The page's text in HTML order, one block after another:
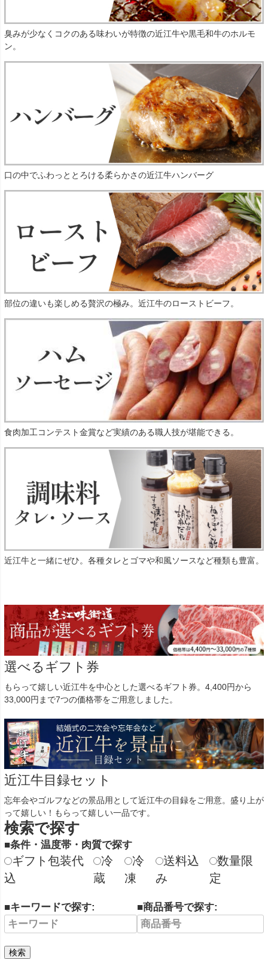
臭みが少なくコクのある味わいが特徴の近江牛や黒毛和牛のホルモ
ン。
口の中でふわっととろける柔らかさの近江牛ハンバーグ
部位の違いも楽しめる贅沢の極み。近江牛のローストビーフ。
食肉加工コンテスト金賞など実績のある職人技が堪能できる。
近江牛と一緒にぜひ。各種タレとゴマや和風ソースなど種類も豊富。
選べるギフト券
もらって嬉しい近江牛を中心とした選べるギフト券。4,400円から
33,000円まで7つの価格帯をご用意しました。
近江牛目録セット
忘年会やゴルフなどの景品用として近江牛の目録をご用意。盛り上が
って嬉しい！もらって嬉しい一品です。
検索で探す
■条件・温度帯・肉質で探す
ギフト包装代
込
冷
蔵
冷
凍
送料込
み
数量限
定
■キーワードで探す: ■商品番号で探す:
検索